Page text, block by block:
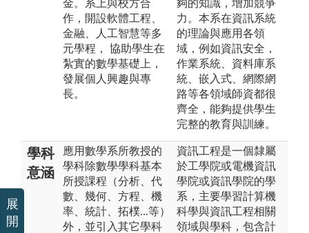
金。系上與校方合
作，開設軟體工程、
金融、人工智慧等多
元學程， 協助學生在
紮實的數學基礎上，
發展個人興趣與專
長。
夠的知識，增加競爭
力。本系在資訊系統
的理論與應用各領
域，例如資訊安全，
作業系統、資料庫系
統、嵌入式、網際網
路等各領域師資都很
齊全，能夠提供學生
完整的教育與訓練。
學科
意涵
應用數學系所教授的
學科除數學學科基本
所授課程（分析、代
數、幾何、方程、機
率、統計、拓樸...等）
外，並引入其它學科
資訊工程是一個隸屬
於工學院或電機資訊
學院或資訊學院的學
系，主要學習計算機
科學與資訊工程相關
領域與學科，包含計
展
開